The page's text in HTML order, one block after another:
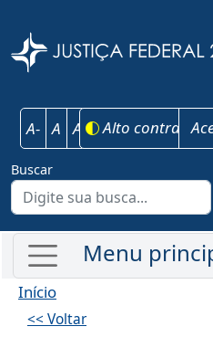
A- A A+ Alto contraste
Buscar
Início
<< Voltar